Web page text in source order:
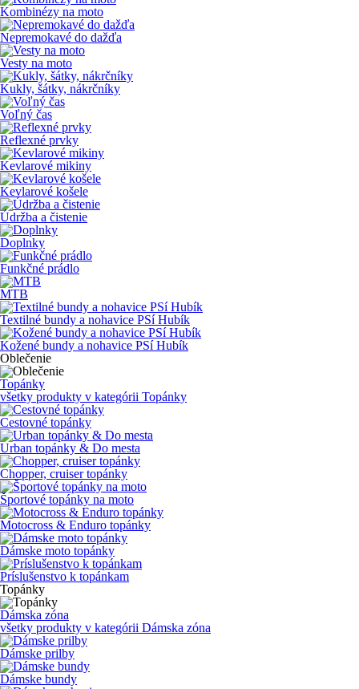
Kombinézy na moto
Nepremokavé do dažďa
Vesty na moto
Kukly, šátky, nákrčníky
Voľný čas
Reflexné prvky
Kevlarové mikiny
Kevlarové košele
Údržba a čistenie
Doplnky
Funkčné prádlo
MTB
Textilné bundy a nohavice PSí Hubík
Kožené bundy a nohavice PSí Hubík
Oblečenie
Topánky
všetky produkty v kategórii Topánky
Cestovné topánky
Urban topánky & Do mesta
Chopper, cruiser topánky
Športové topánky na moto
Motocross & Enduro topánky
Dámske moto topánky
Príslušenstvo k topánkam
Topánky
Dámska zóna
všetky produkty v kategórii Dámska zóna
Dámske prilby
Dámske bundy